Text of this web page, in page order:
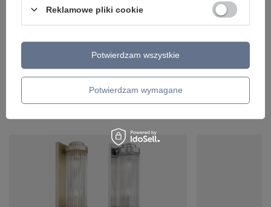
Reklamowe pliki cookie
Potwierdzam wymagane
Potwierdzam wszystkie